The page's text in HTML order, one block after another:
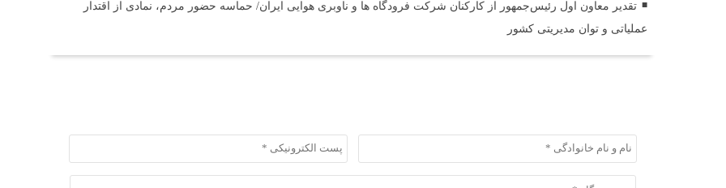
تقدیر معاون اول رئیس‌جمهور از کارکنان شرکت فرودگاه ها و ناوبری هوایی ایران/ حماسه حضور مردم، نمادی از اقتدار
عملیاتی و توان مدیریتی کشور